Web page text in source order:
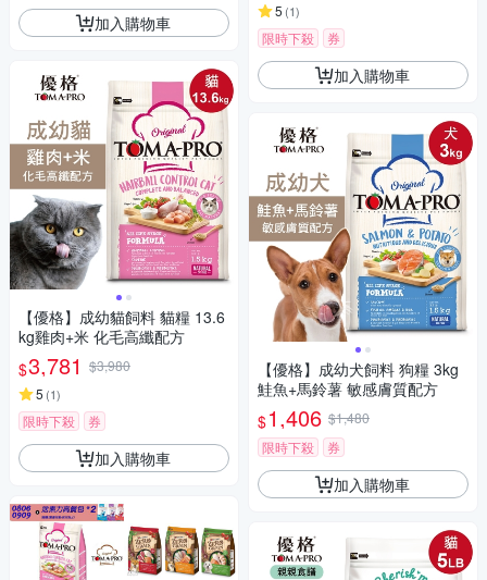
加入購物車
【優格】成幼貓飼料 貓糧 13.6
kg雞肉+米 化毛高纖配方
$3,781 $3,980
5 (1)
限時下殺 券
加入購物車
5 (1)
限時下殺 券
加入購物車
【優格】成幼犬飼料 狗糧 3kg
鮭魚+馬鈴薯 敏感膚質配方
$1,406 $1,480
限時下殺
券
加入購物車